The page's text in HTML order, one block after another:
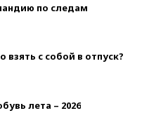
по следам
с собой в отпуск?
лета – 2026